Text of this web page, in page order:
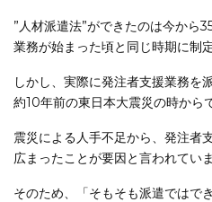
”人材派遣法”ができたのは今から
業務が始まった頃と同じ時期に制
しかし、実際に発注者支援業務を
約10年前の東日本大震災の時から
震災による人手不足から、発注者
広まったことが要因と言われていま
そのため、「そもそも派遣ではで